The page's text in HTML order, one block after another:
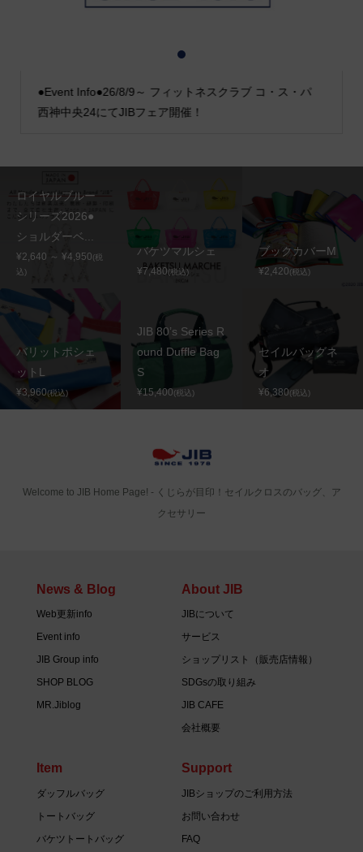
●Event Info●26/8/9～ フィットネスクラブ コ・ス・パ
西神中央24にてJIBフェア開催！
2
ロイヤルブルー
シリーズ2026●
ショルダーベ...
¥2,640 ～ ¥4,950(税
込)
バケツマルシェ
¥7,480(税込)
ブックカバーM
¥2,420(税込)
バリットポシェ
ットL
¥3,960(税込)
JIB 80’s Series R
ound Duffle Bag
S
¥15,400(税込)
セイルバッグネ
オ
¥6,380(税込)
Welcome to JIB Home Page! ‐ くじらが目印！セイルクロスのバッグ、ア
クセサリー
News & Blog
Web更新info
Event info
JIB Group info
SHOP BLOG
MR.Jiblog
About JIB
JIBについて
サービス
ショップリスト（販売店情報）
SDGsの取り組み
JIB CAFE
会社概要
Item
ダッフルバッグ
トートバッグ
バケツトートバッグ
Support
JIBショップのご利用方法
お問い合わせ
FAQ